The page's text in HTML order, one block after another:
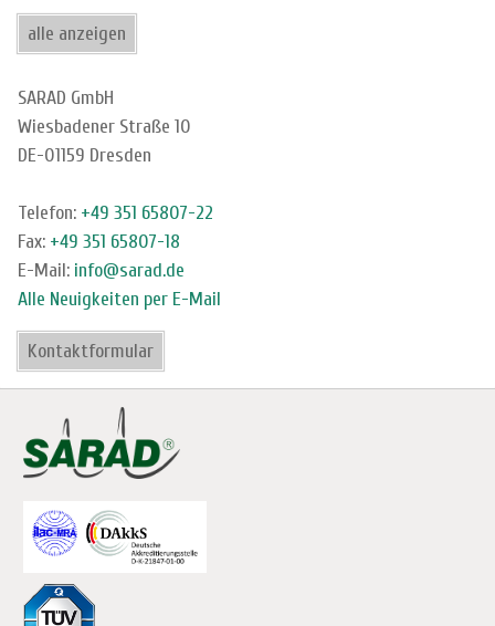
alle anzeigen
SARAD GmbH
Wiesbadener Straße 10
DE-01159 Dresden
Telefon: +49 351 65807-22
Fax: +49 351 65807-18
E-Mail: info@sarad.de
Alle Neuigkeiten per E-Mail
Kontaktformular